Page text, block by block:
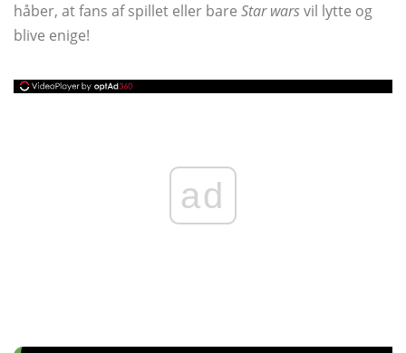
håber, at fans af spillet eller bare Star warsvil lytte og
blive enige!
ad